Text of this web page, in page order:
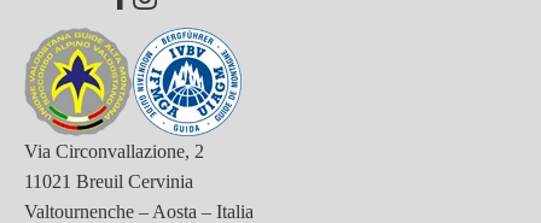
Via Circonvallazione, 2
11021 Breuil Cervinia
Valtournenche – Aosta – Italia